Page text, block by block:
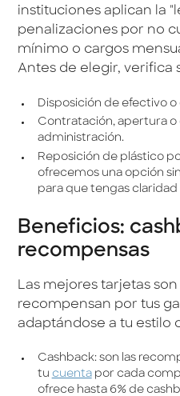
instituciones aplican la
penalizaciones por no
mínimo o cargos
Antes de elegir, verifica
Disposición de efectivo o
Contratación, apertura o
administración.
Reposición de plástico
ofrecemos una opción
para que tengas claridad
Beneficios:
recompensas
Las mejores tarjetas son
recompensan por tus
adaptándose a tu estilo
Cashback: son las
tu cuentapor cada
ofrece hasta 6% de